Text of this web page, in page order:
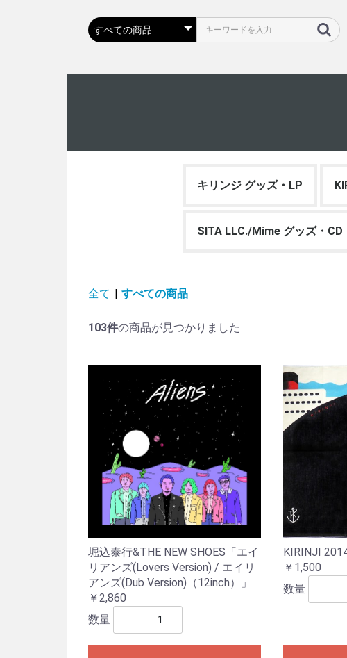
キリンジ グッズ・LP
SITA LLC./Mime グッズ・CD
全て | すべての商品
103件の商品が見つかりました
堀込泰行&THE NEW SHOES「エイ
リアンズ(Lovers Version) / エイリ
アンズ(Dub Version)（12inch）」
￥2,860
数量
KIRINJI
￥1,500
数量